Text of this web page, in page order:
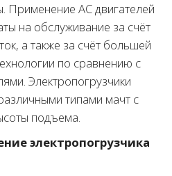
Применение АС двигателей
на обслуживание за счёт
а также за счёт большей
по сравнению с
Электропогрузчики
типами мачт с
подъема.
электропогрузчика